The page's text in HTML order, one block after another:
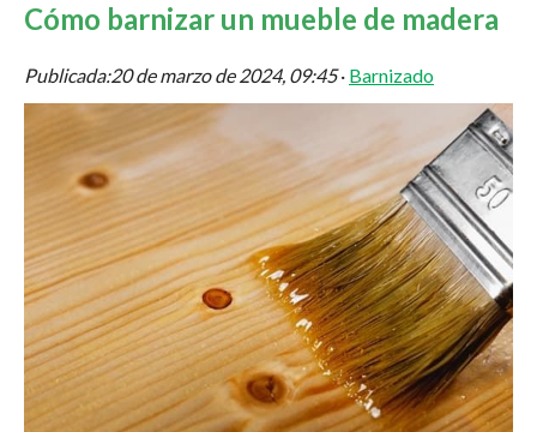
Cómo barnizar un mueble de madera
Publicada:20 de marzo de 2024, 09:45· Barnizado